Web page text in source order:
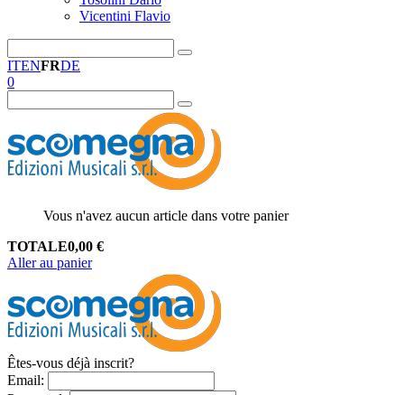
Vicentini Flavio
ITENFRDE
0
Vous n'avez aucun article dans votre panier
TOTALE0,00 €
Aller au panier
Êtes-vous déjà inscrit?
Email: